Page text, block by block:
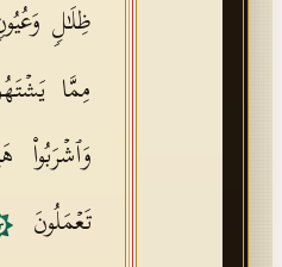
ظِلَـٰلࣲ
مِمَّا
وَٱشۡرَبُوا۟
تَعۡمَلُونَ